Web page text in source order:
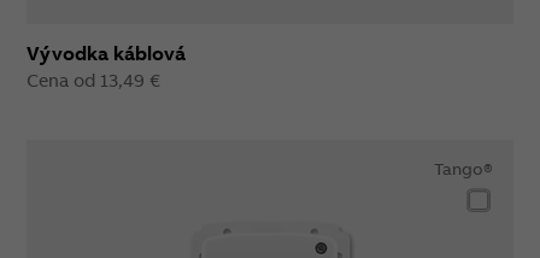
Vývodka káblová
Cena od 13,49 €
Tango®